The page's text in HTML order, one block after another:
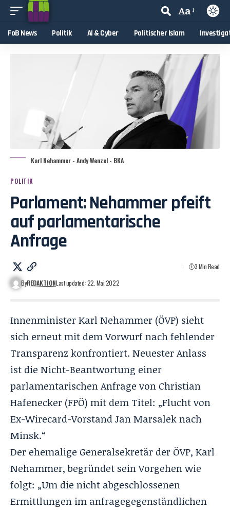
Aa
FoB News Politik AI & Cyber Politischer Islam
Karl Nehammer - Andy Wenzel - BKA
POLITIK
Parlament: Nehammer pfeift
auf parlamentarische
Anfrage
ByREDAKTIONLast updated: 22. Mai 2022
3 Min Read
Innenminister Karl Nehammer (ÖVP) sieht
sich erneut mit dem Vorwurf nach fehlender
Transparenz konfrontiert. Neuester Anlass
ist die Nicht-Beantwortung einer
parlamentarischen Anfrage von Christian
Hafenecker (FPÖ) mit dem Titel: „Flucht von
Ex-Wirecard-Vorstand Jan Marsalek nach
Minsk.“
Der ehemalige Generalsekretär der ÖVP, Karl
Nehammer, begründet sein Vorgehen wie
folgt: „Um die nicht abgeschlossenen
Ermittlungen im anfragegegenständlichen